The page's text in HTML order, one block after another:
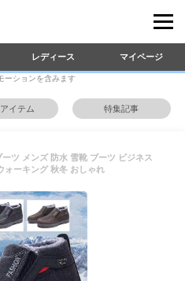
レディース マイページ
ーションを含みます
イテム 特集記事
ツ メンズ 防水 雪靴 ブーツ ビジネス
ォーキング 秋冬 おしゃれ